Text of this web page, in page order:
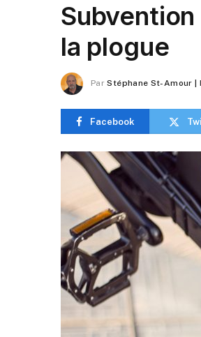
la plogue
Par Stéphane St-Amour
Facebook